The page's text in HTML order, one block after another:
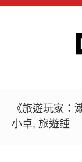
《旅遊玩家
小卓, 旅遊鍾